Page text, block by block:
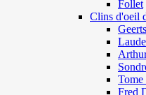
Follet
Clins d'oeil
Geerts
Fred